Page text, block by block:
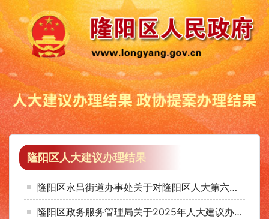
隆阳区人大建议办理结果
隆阳区永昌街道办事处关于对隆阳区人大第六届四次会议第132号建议的答复
隆阳区政务服务管理局关于2025年人大建议办理情况的说明